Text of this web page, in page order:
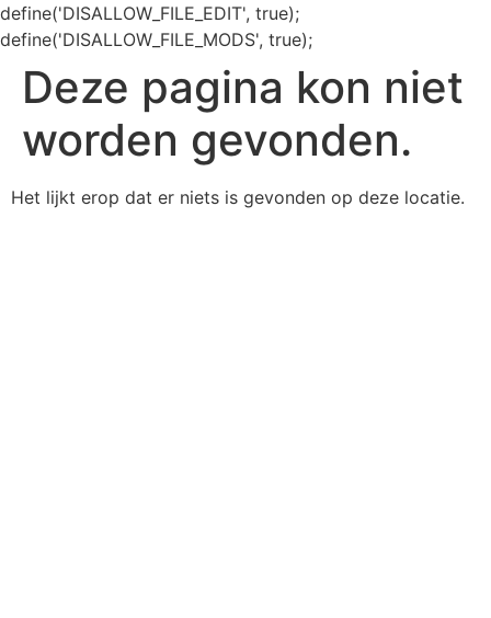
define('DISALLOW_FILE_EDIT', true);
define('DISALLOW_FILE_MODS', true);
Deze pagina kon niet
worden gevonden.
Het lijkt erop dat er niets is gevonden op deze locatie.